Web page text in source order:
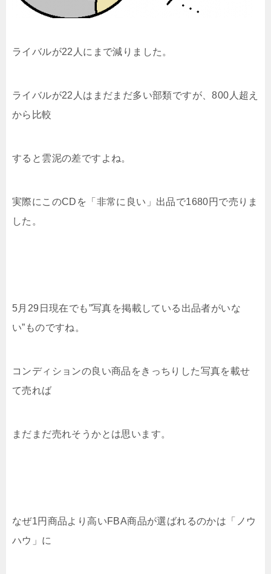
ライバルが22人にまで減りました。
ライバルが22人はまだまだ多い部類ですが、800人超え
から比較
すると雲泥の差ですよね。
実際にこのCDを「非常に良い」出品で1680円で売りま
した。
5月29日現在でも”写真を掲載している出品者がいな
い”ものですね。
コンディションの良い商品をきっちりした写真を載せ
て売れば
まだまだ売れそうかとは思います。
なぜ1円商品より高いFBA商品が選ばれるのかは「ノウ
ハウ」に